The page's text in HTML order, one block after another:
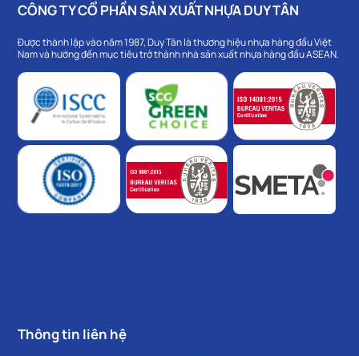
CÔNG TY CỔ PHẦN SẢN XUẤT NHỰA DUY TÂN
Được thành lập vào năm 1987, Duy Tân là thương hiệu nhựa hàng đầu Việt
Nam và hướng đến mục tiêu trở thành nhà sản xuất nhựa hàng đầu ASEAN.
Thông tin liên hệ